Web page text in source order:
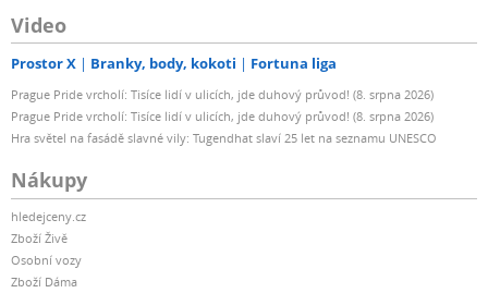
Video
Prostor X Branky, body, kokoti Fortuna liga
Prague Pride vrcholí: Tisíce lidí v ulicích, jde duhový průvod! (8. srpna 2026)
Prague Pride vrcholí: Tisíce lidí v ulicích, jde duhový průvod! (8. srpna 2026)
Hra světel na fasádě slavné vily: Tugendhat slaví 25 let na seznamu UNESCO
Nákupy
hledejceny.cz
Zboží Živě
Osobní vozy
Zboží Dáma